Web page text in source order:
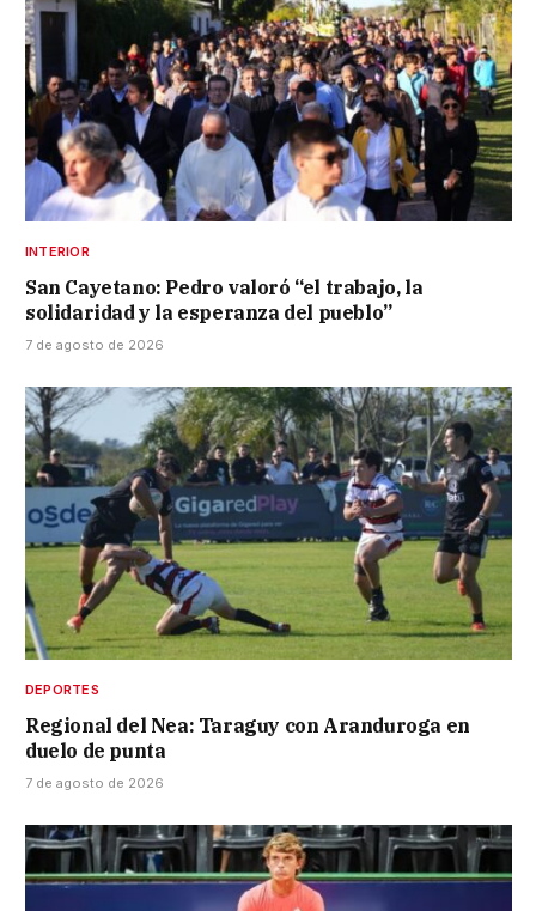
INTERIOR
San Cayetano: Pedro valoró “el trabajo, la
solidaridad y la esperanza del pueblo”
7 de agosto de 2026
DEPORTES
Regional del Nea: Taraguy con Aranduroga en
duelo de punta
7 de agosto de 2026